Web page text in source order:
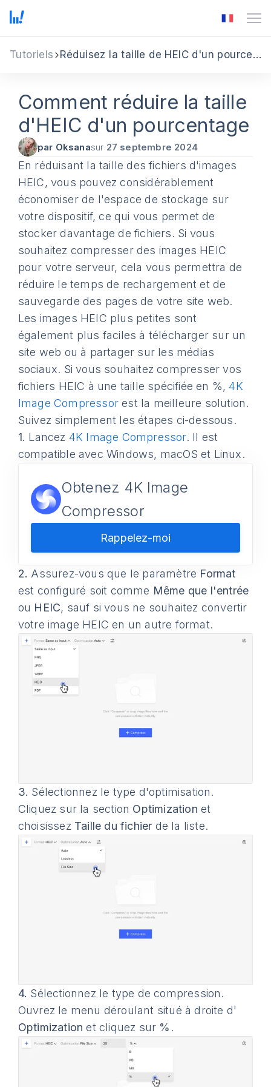
Tutoriels Réduisez la taille de HEIC d'un pourcentage
Comment réduire la taille
d'HEIC d'un pourcentage
par Oksanasur 27 septembre 2024
En réduisant la taille des fichiers d'images
HEIC, vous pouvez considérablement
économiser de l'espace de stockage sur
votre dispositif, ce qui vous permet de
stocker davantage de fichiers. Si vous
souhaitez compresser des images HEIC
pour votre serveur, cela vous permettra de
réduire le temps de rechargement et de
sauvegarde des pages de votre site web.
Les images HEIC plus petites sont
également plus faciles à télécharger sur un
site web ou à partager sur les médias
sociaux. Si vous souhaitez compresser vos
fichiers HEIC à une taille spécifiée en %,4K
Image Compressor est la meilleure solution.
Suivez simplement les étapes ci-dessous.
1. Lancez 4K Image Compressor. Il est
compatible avec Windows, macOS et Linux.
Obtenez 4K Image
Compressor
Rappelez-moi
2. Assurez-vous que le paramètre Format
est configuré soit comme Même que l'entrée
ou HEIC, sauf si vous ne souhaitez convertir
votre image HEIC en un autre format.
3. Sélectionnez le type d'optimisation.
Cliquez sur la section Optimization et
choisissez Taille du fichier de la liste.
4. Sélectionnez le type de compression.
Ouvrez le menu déroulant situé à droite d'
Optimization et cliquez sur % .